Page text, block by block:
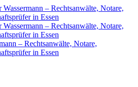
– Rechtsanwälte, Notare,
in Essen